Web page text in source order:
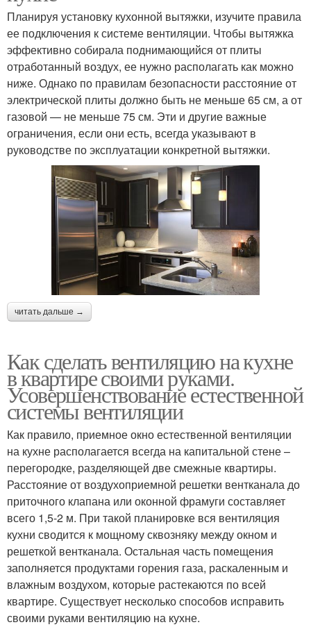
Планируя установку кухонной вытяжки, изучите правила
ее подключения к системе вентиляции. Чтобы вытяжка
эффективно собирала поднимающийся от плиты
отработанный воздух, ее нужно располагать как можно
ниже. Однако по правилам безопасности расстояние от
электрической плиты должно быть не меньше 65 см, а от
газовой — не меньше 75 см. Эти и другие важные
ограничения, если они есть, всегда указывают в
руководстве по эксплуатации конкретной вытяжки.
читать дальше →
Как сделать вентиляцию на кухне
в квартире своими руками.
Усовершенствование естественной
системы вентиляции
Как правило, приемное окно естественной вентиляции
на кухне располагается всегда на капитальной стене –
перегородке, разделяющей две смежные квартиры.
Расстояние от воздухоприемной решетки вентканала до
приточного клапана или оконной фрамуги составляет
всего 1,5-2 м. При такой планировке вся вентиляция
кухни сводится к мощному сквозняку между окном и
решеткой вентканала. Остальная часть помещения
заполняется продуктами горения газа, раскаленным и
влажным воздухом, которые растекаются по всей
квартире. Существует несколько способов исправить
своими руками вентиляцию на кухне.